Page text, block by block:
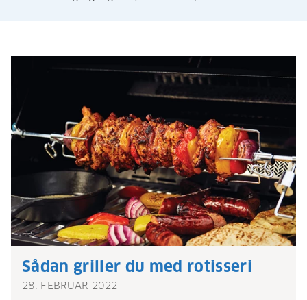
Sådan griller du med rotisseri
28. FEBRUAR 2022